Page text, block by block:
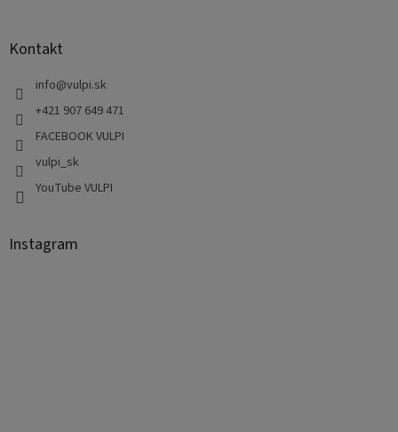
Kontakt
info@vulpi.sk
+421 907 649 471
FACEBOOK VULPI
vulpi_sk
YouTube VULPI
Instagram